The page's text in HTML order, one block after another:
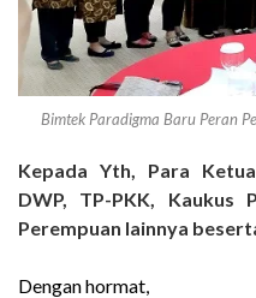
Bimtek Paradigma Baru Peran
Kepada Yth, Para
DWP, TP-PKK, Kaukus
Perempuan lainnya
Dengan hormat,